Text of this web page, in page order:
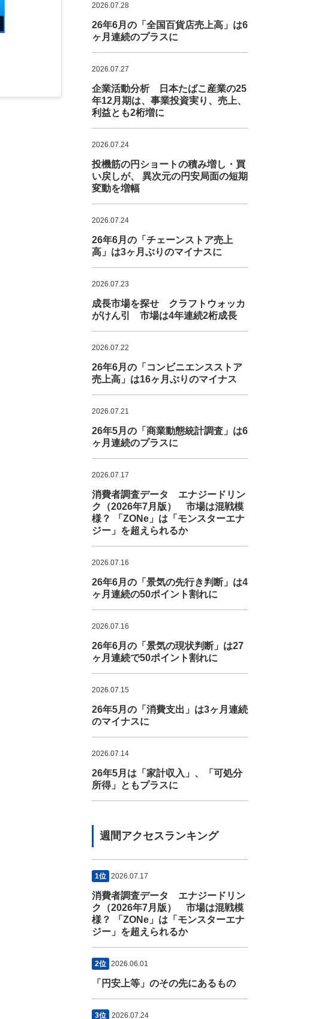
2026.07.28
26年6月の「全国百貨店売上高」は6
ヶ月連続のプラスに
2026.07.27
企業活動分析 日本たばこ産業の25
年12月期は、事業投資実り、売上、
利益とも2桁増に
2026.07.24
投機筋の円ショートの積み増し・買
い戻しが、 異次元の円安局面の短期
変動を増幅
2026.07.24
26年6月の「チェーンストア売上
高」は3ヶ月ぶりのマイナスに
2026.07.23
成長市場を探せ クラフトウォッカ
がけん引 市場は4年連続2桁成長
2026.07.22
26年6月の「コンビニエンスストア
売上高」は16ヶ月ぶりのマイナス
2026.07.21
26年5月の「商業動態統計調査」は6
ヶ月連続のプラスに
2026.07.17
消費者調査データ エナジードリン
ク（2026年7月版） 市場は混戦模
様？ 「ZONe」は「モンスターエナ
ジー」を超えられるか
2026.07.16
26年6月の「景気の先行き判断」は4
ヶ月連続の50ポイント割れに
2026.07.16
26年6月の「景気の現状判断」は27
ヶ月連続で50ポイント割れに
2026.07.15
26年5月の「消費支出」は3ヶ月連続
のマイナスに
2026.07.14
26年5月は「家計収入」、「可処分
所得」ともプラスに
週間アクセスランキング
1位 2026.07.17
消費者調査データ エナジードリン
ク（2026年7月版） 市場は混戦模
様？ 「ZONe」は「モンスターエナ
ジー」を超えられるか
2位 2026.06.01
「円安上等」のその先にあるもの
3位 2026.07.24